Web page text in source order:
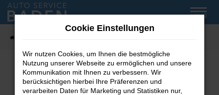
Zum
Hauptinhalt
MENÜ
Fehler: Network Error
Cookie Einstellungen
Wir nutzen Cookies, um Ihnen die bestmögliche
Nutzung unserer Webseite zu ermöglichen und unsere
Kommunikation mit Ihnen zu verbessern. Wir
berücksichtigen hierbei Ihre Präferenzen und
verarbeiten Daten für Marketing und Statistiken nur,